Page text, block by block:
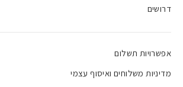
דרושים
אפשרויות תשלום
מדיניות משלוחים ואיסוף עצמי